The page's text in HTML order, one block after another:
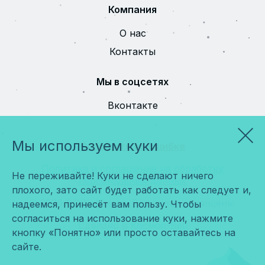
Компания
О нас
Контакты
Мы в соцсетях
Вконтакте
Сообщить об ошибке
Политика и соглашение на обработку
персональных данных
© 2026 ООО «Мира». Все права защищены.
Сделано в Космос-Веб
Мы используем куки
Не переживайте! Куки не сделают ничего
плохого, зато сайт будет работать как следует и,
надеемся, принесёт вам пользу. Чтобы
согласиться на использование куки, нажмите
кнопку «Понятно» или просто оставайтесь на
сайте.